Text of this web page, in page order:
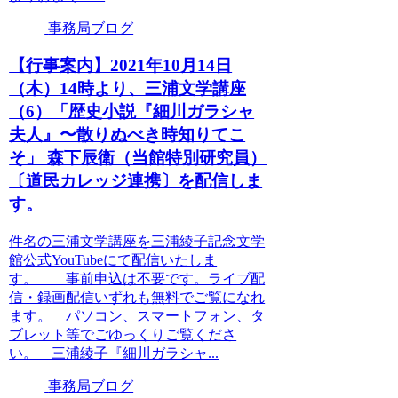
事務局ブログ
【行事案内】2021年10月14日
（木）14時より、三浦文学講座
（6）「歴史小説『細川ガラシャ
夫人』〜散りぬべき時知りてこ
そ」 森下辰衛（当館特別研究員）
〔道民カレッジ連携〕を配信しま
す。
件名の三浦文学講座を三浦綾子記念文学
館公式YouTubeにて配信いたしま
す。 事前申込は不要です。ライブ配
信・録画配信いずれも無料でご覧になれ
ます。 パソコン、スマートフォン、タ
ブレット等でごゆっくりご覧くださ
い。 三浦綾子『細川ガラシャ...
事務局ブログ